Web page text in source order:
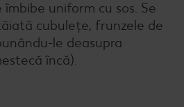
uniform cu sos. Se
cubulețe, frunzele de
le deasupra
încă).